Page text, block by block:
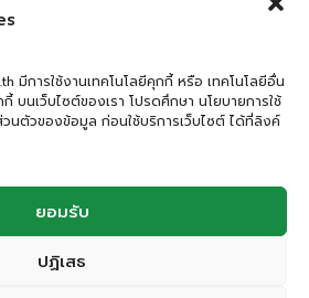
มีการใช้งานเทคโนโลยีคุกกี้ หรือ เทคโนโลยีอื่น
บนเว็บไซต์ของเรา โปรดศึกษา นโยบายการใช้
นตัวของข้อมูล ก่อนใช้บริการเว็บไซต์ ได้ที่ลิงค์
ยอมรับ
ปฏิเสธ
กษามัธยมศึกษากาฬสินธุ์
ถเปศล ตำบลกาฬสินธุ์ อำเภอเมือง
46000